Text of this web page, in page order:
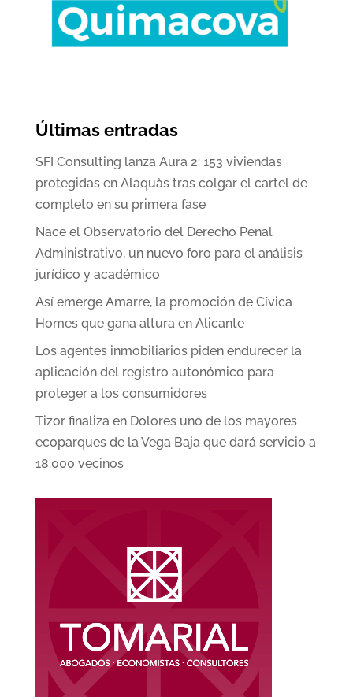
Últimas entradas
SFI Consulting lanza Aura 2: 153 viviendas
protegidas en Alaquàs tras colgar el cartel de
completo en su primera fase
Nace el Observatorio del Derecho Penal
Administrativo, un nuevo foro para el análisis
jurídico y académico
Así emerge Amarre, la promoción de Cívica
Homes que gana altura en Alicante
Los agentes inmobiliarios piden endurecer la
aplicación del registro autonómico para
proteger a los consumidores
Tizor finaliza en Dolores uno de los mayores
ecoparques de la Vega Baja que dará servicio a
18.000 vecinos